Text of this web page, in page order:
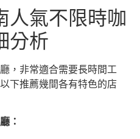
人氣不限時咖
分析
，非常適合需要長時間工
下推薦幾間各有特色的店
：